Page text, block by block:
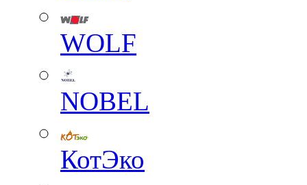
WOLF
NOBEL
КотЭко